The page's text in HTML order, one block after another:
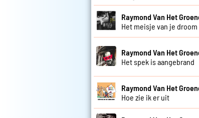
Raymond Van Het
Het meisje van je droom
Raymond Van Het
Het spek is aangebrand
Raymond Van Het
Hoe zie ik er uit